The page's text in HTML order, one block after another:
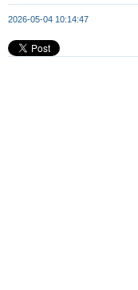
2026-05-04 10:14:47